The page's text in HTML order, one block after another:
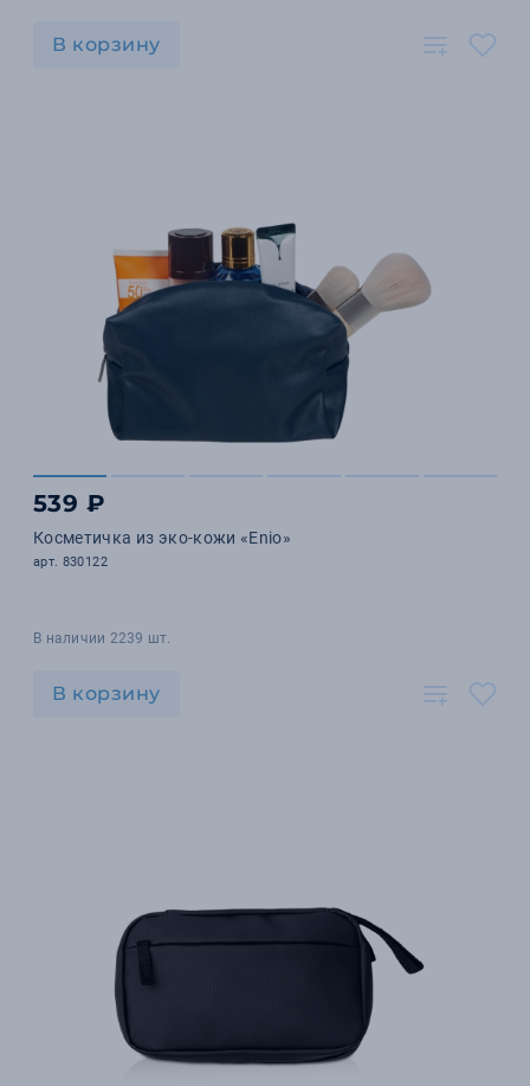
В корзину
539 ₽
Косметичка из эко-кожи «Enio»
арт. 830122
В наличии 2239 шт.
В корзину